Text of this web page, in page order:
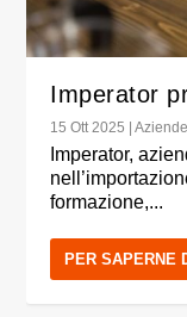
Imperator
15 Ott 2025 |Aziende
Imperator,
formazione,...
PER SAPERNE